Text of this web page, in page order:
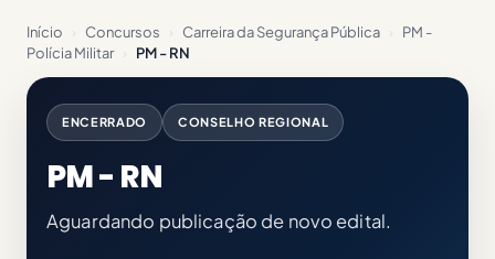
Início › Concursos › Carreira da Segurança Pública ›
PM -
Polícia Militar › PM - RN
ENCERRADO CONSELHO REGIONAL
PM - RN
Aguardando publicação de novo edital.